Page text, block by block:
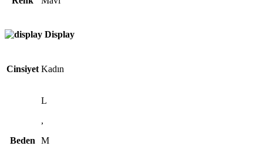
Display
Cinsiyet Kadın
Beden
L
,
M